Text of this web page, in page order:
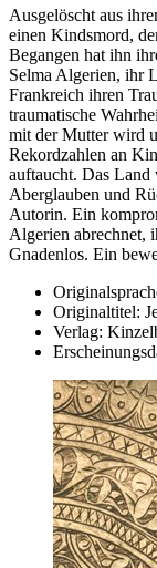
Ausgelöscht aus
einen Kindsmord,
Begangen hat ihn
Selma Algerien, ihr
Frankreich ihren
traumatische
mit der Mutter wird
Rekordzahlen an
auftaucht. Das Land
Aberglauben und
Autorin. Ein
Algerien abrechnet,
Gnadenlos. Ein
Originaltitel:
Verlag: